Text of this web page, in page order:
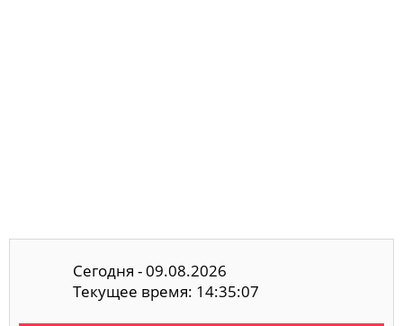
Сегодня - 09.08.2026
Текущее время: 14:35:08